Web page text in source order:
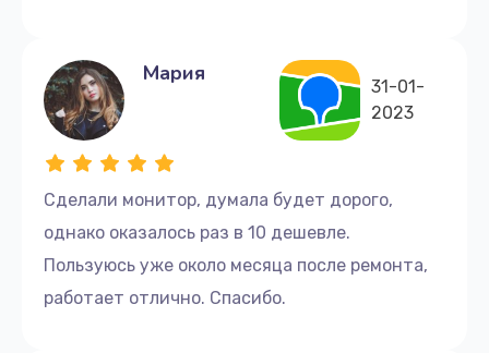
Сделали монитор, думала будет дорого,
однако оказалось раз в 10 дешевле.
Пользуюсь уже около месяца после ремонта,
работает отлично. Спасибо.
Мария
31-01-
2023